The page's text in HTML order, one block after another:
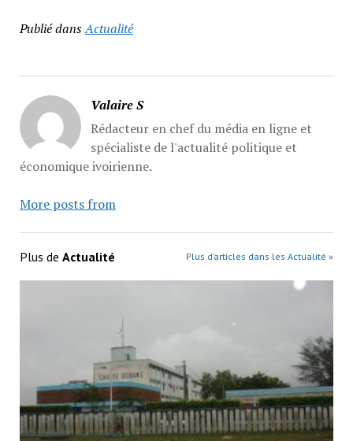
Publié dansActualité
Valaire S
Rédacteur en chef du média en ligne et
spécialiste de l'actualité politique et
économique ivoirienne.
More posts from
Plus de Actualité Plus d’articles dans les Actualité »